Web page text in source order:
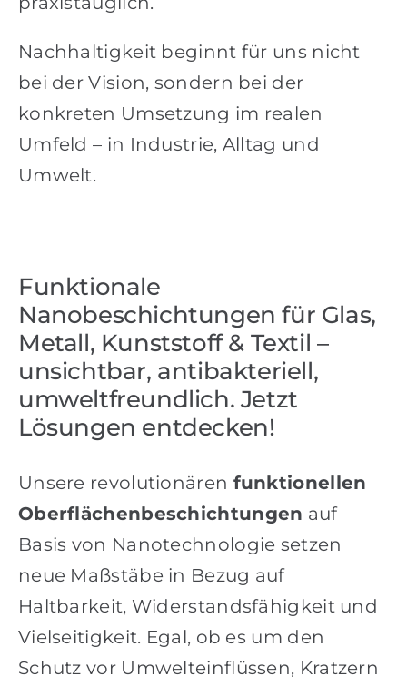
Nachhaltigkeit beginnt für uns nicht
bei der Vision, sondern bei der
konkreten Umsetzung im realen
Umfeld – in Industrie, Alltag und
Umwelt.
Funktionale
Nanobeschichtungen für Glas,
Metall, Kunststoff & Textil –
unsichtbar, antibakteriell,
umweltfreundlich. Jetzt
Lösungen entdecken!
Unsere revolutionären funktionellen
Oberflächenbeschichtungen auf
Basis von Nanotechnologie setzen
neue Maßstäbe in Bezug auf
Haltbarkeit, Widerstandsfähigkeit und
Vielseitigkeit. Egal, ob es um den
Schutz vor Umwelteinflüssen, Kratzern